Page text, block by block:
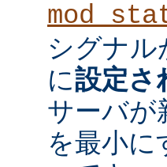
シグナル
に設定さ
サーバが
を最小に